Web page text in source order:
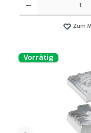
Zum
Vorrätig